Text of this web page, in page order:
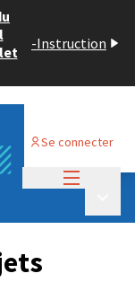
-Instruction
Se connecter